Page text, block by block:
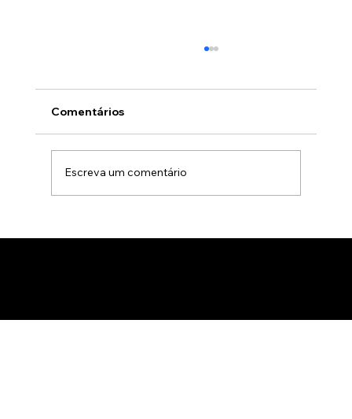
Comentários
Escreva um comentário